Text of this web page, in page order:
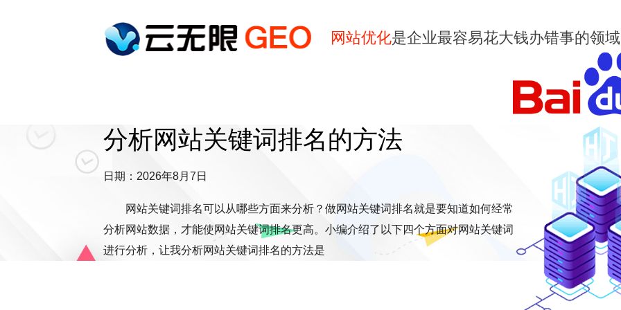
网站优化是企业最容易花大钱办错事的领域
分析网站关键词排名的方法
日期：2026年8月7日
网站关键词排名可以从哪些方面来分析？做网站关键词排名就是要知道如何经常
分析网站数据，才能使网站关键词排名更高。小编介绍了以下四个方面对网站关键词
进行分析，让我分析网站关键词排名的方法是